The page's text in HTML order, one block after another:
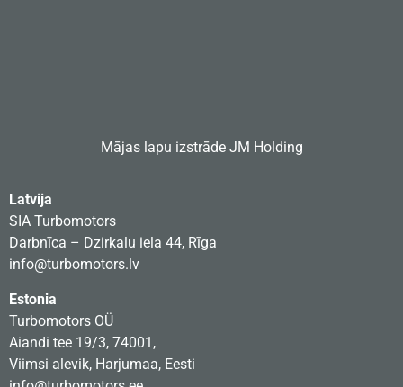
Mājas lapu izstrādeJM Holding
Latvija
SIA Turbomotors
Darbnīca – Dzirkalu iela 44, Rīga
info@turbomotors.lv
Estonia
Turbomotors OÜ
Aiandi tee 19/3, 74001,
Viimsi alevik, Harjumaa, Eesti